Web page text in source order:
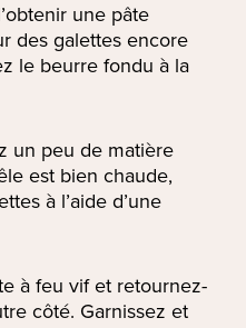
une pâte
des galettes encore
le beurre fondu à la
un peu de matière
est bien chaude,
à l’aide d’une
à feu vif et retournez-
côté. Garnissez et